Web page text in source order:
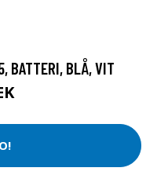
BATTERI, BLÅ, VIT